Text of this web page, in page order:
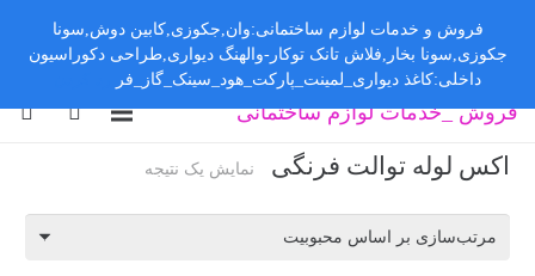
فروش _خدمات لوازم ساختمانی
اکس لوله توالت فرنگی نمایش یک نتیجه
فروش و خدمات لوازم ساختمانی:وان,جکوزی,کابین دوش,سونا
جکوزی,سونا بخار,فلاش تانک توکار-والهنگ دیواری,طراحی دکوراسیون
داخلی:کاغذ دیواری_لمینت_پارکت_هود_سینک_گاز_فر